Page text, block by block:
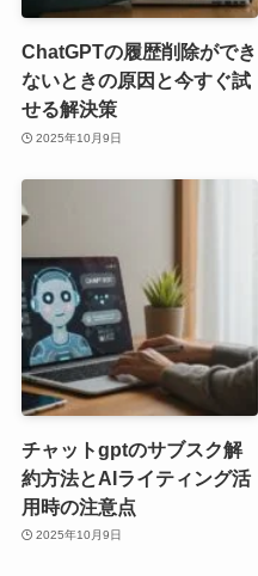
ChatGPTの履歴削除ができ
ないときの原因と今すぐ試
せる解決策
2025年10月9日
チャットgptのサブスク解
約方法とAIライティング活
用時の注意点
2025年10月9日